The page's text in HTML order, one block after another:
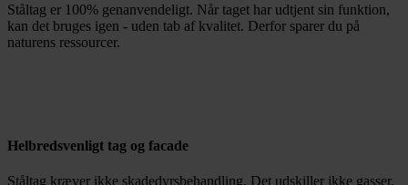
Ståltag er 100% genanvendeligt. Når taget har udtjent sin funktion,
kan det bruges igen - uden tab af kvalitet. Derfor sparer du på
naturens ressourcer.
Helbredsvenligt tag og facade
Ståltag kræver ikke skadedyrsbehandling. Det udskiller ikke gasser,